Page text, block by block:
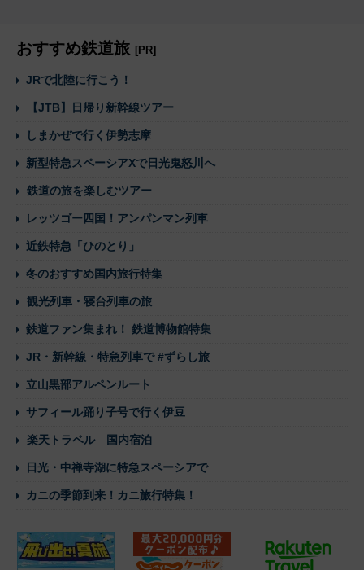
おすすめ鉄道旅 [PR]
JRで北陸に行こう！
【JTB】日帰り新幹線ツアー
しまかぜで行く伊勢志摩
新型特急スペーシアXで日光鬼怒川へ
鉄道の旅を楽しむツアー
レッツゴー四国！アンパンマン列車
近鉄特急「ひのとり」
冬のおすすめ国内旅行特集
観光列車・寝台列車の旅
鉄道ファン集まれ！ 鉄道博物館特集
JR・新幹線・特急列車で #ずらし旅
立山黒部アルペンルート
サフィール踊り子号で行く伊豆
楽天トラベル 国内宿泊
日光・中禅寺湖に特急スペーシアで
カニの季節到来！カニ旅行特集！